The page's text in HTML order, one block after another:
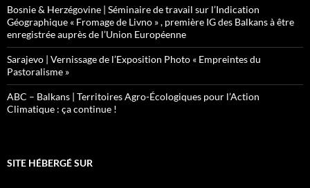
Bosnie & Herzégovine | Séminaire de travail sur l’Indication
Géographique « Fromage de Livno » , première IG des Balkans à être
enregistrée auprès de l’Union Européenne
Sarajevo | Vernissage de l’Exposition Photo « Empreintes du
Pastoralisme »
ABC – Balkans | Territoires Agro-Écologiques pour l’Action
Climatique : ça continue !
SITE HÉBERGÉ SUR